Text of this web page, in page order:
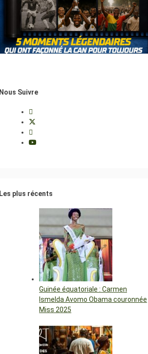
Nous Suivre
Les plus récents
Guinée équatoriale : Carmen
Ismelda Avomo Obama couronnée
Miss 2025